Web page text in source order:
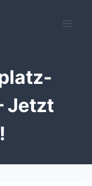
Jetzt